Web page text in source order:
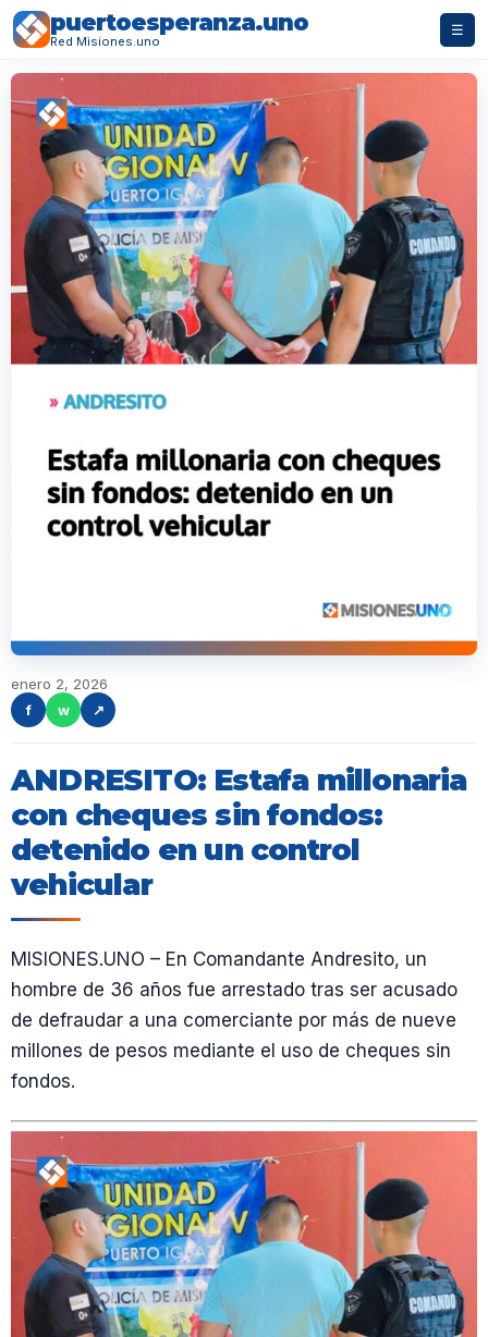
puertoesperanza.uno
Red Misiones.uno
☰
enero 2, 2026
f
w ↗
ANDRESITO: Estafa millonaria
con cheques sin fondos:
detenido en un control
vehicular
MISIONES.UNO – En Comandante Andresito, un
hombre de 36 años fue arrestado tras ser acusado
de defraudar a una comerciante por más de nueve
millones de pesos mediante el uso de cheques sin
fondos.